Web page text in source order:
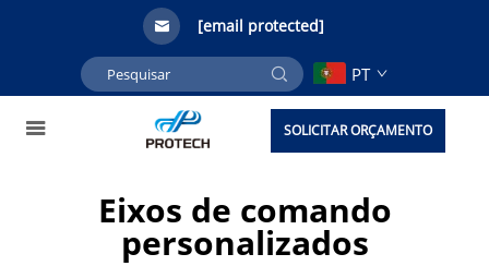
[email protected]
PT
SOLICITAR ORÇAMENTO
Eixos de comando
personalizados